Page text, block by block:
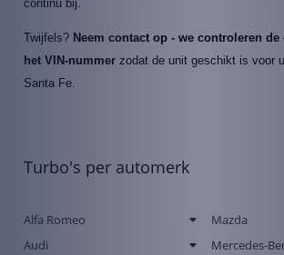
continu bij.
Twijfels? Neem contact op - we controleren
het VIN-nummer zodat de unit geschikt is voor
Santa Fe.
Turbo's per automerk
Alfa Romeo
Audi
Mazda
Mercedes-